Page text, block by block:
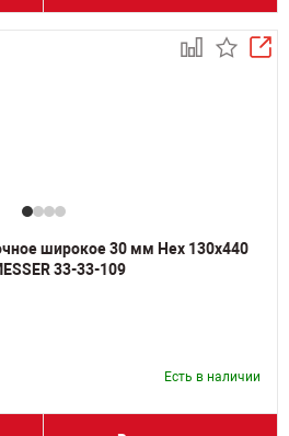
широкое 30 мм Hex 130х440
33-33-109
Есть в наличии